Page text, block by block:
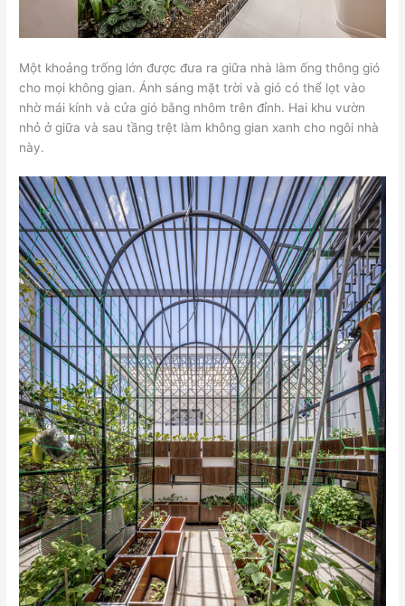
Một khoảng trống lớn được đưa ra giữa nhà làm ống thông gió
cho mọi không gian. Ánh sáng mặt trời và gió có thể lọt vào
nhờ mái kính và cửa gió bằng nhôm trên đỉnh. Hai khu vườn
nhỏ ở giữa và sau tầng trệt làm không gian xanh cho ngôi nhà
này.